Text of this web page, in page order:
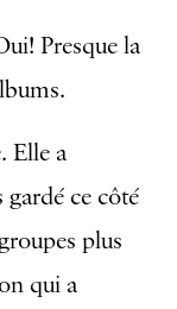
Presque la
Elle a
ce côté
plus
qui a